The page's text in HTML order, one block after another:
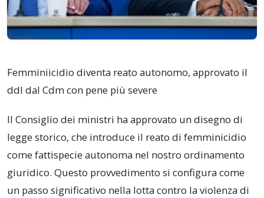
Femminiicidio diventa reato autonomo, approvato il
ddl dal Cdm con pene più severe
Il Consiglio dei ministri ha approvato un disegno di
legge storico, che introduce il reato di femminicidio
come fattispecie autonoma nel nostro ordinamento
giuridico. Questo provvedimento si configura come
un passo significativo nella lotta contro la violenza di